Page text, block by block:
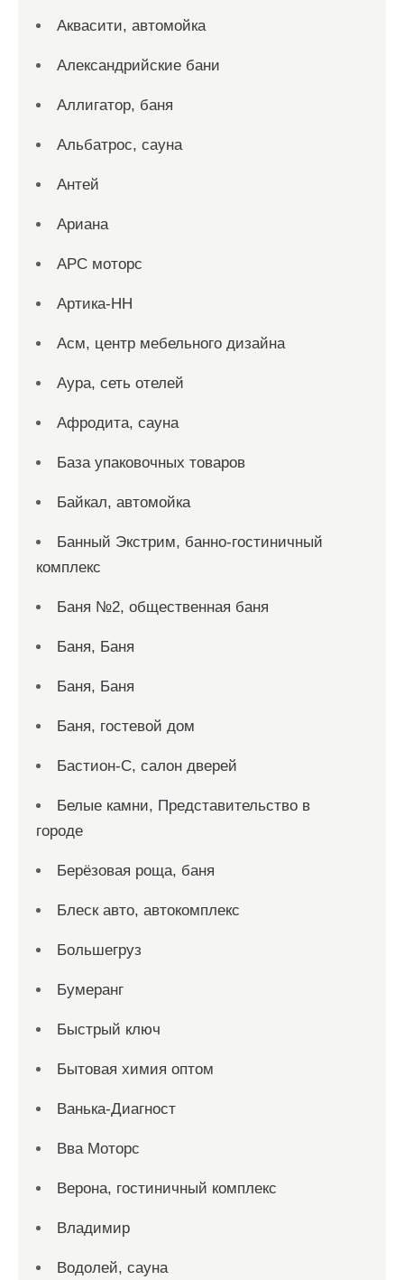
Аквасити, автомойка
Александрийские бани
Аллигатор, баня
Альбатрос, сауна
Антей
Ариана
АРС моторс
Артика-НН
Асм, центр мебельного дизайна
Аура, сеть отелей
Афродита, сауна
База упаковочных товаров
Байкал, автомойка
Банный Экстрим, банно-гостиничный
комплекс
Баня №2, общественная баня
Баня, Баня
Баня, Баня
Баня, гостевой дом
Бастион-С, салон дверей
Белые камни, Представительство в
городе
Берёзовая роща, баня
Блеск авто, автокомплекс
Большегруз
Бумеранг
Быстрый ключ
Бытовая химия оптом
Ванька-Диагност
Вва Моторс
Верона, гостиничный комплекс
Владимир
Водолей, сауна